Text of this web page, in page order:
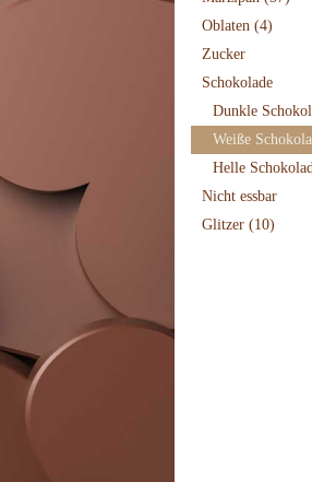
Oblaten (4)
Zucker
Schokolade
Dunkle
Weiße
Helle
Nicht essbar
Glitzer (10)